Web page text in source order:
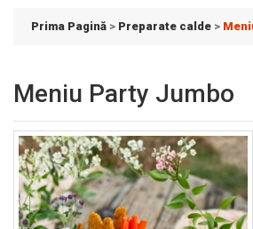
Prima Pagină > Preparate calde >
Meniu Party Jumbo